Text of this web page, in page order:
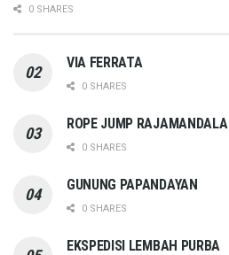
0 SHARES
VIA FERRATA
0 SHARES
ROPE JUMP RAJAMANDALA
0 SHARES
GUNUNG PAPANDAYAN
0 SHARES
EKSPEDISI LEMBAH PURBA